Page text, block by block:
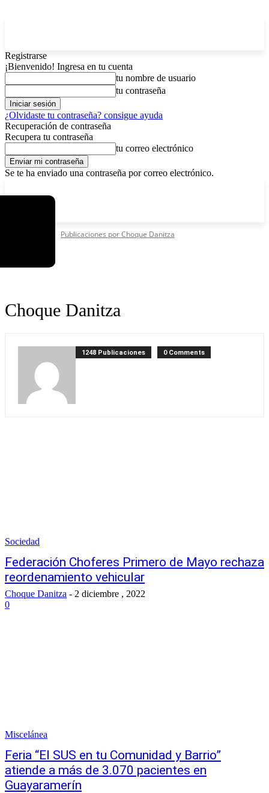
Registrarse
¡Bienvenido! Ingresa en tu cuenta
tu nombre de usuario
tu contraseña
¿Olvidaste tu contraseña? consigue ayuda
Recuperación de contraseña
Recupera tu contraseña
tu correo electrónico
Se te ha enviado una contraseña por correo electrónico.
Publicaciones por Choque Danitza
Choque Danitza
1248 Publicaciones 0 Comments
Sociedad
Federación Choferes Primero de Mayo rechaza
reordenamiento vehicular
Choque Danitza - 2 diciembre , 2022
0
Miscelánea
Feria “El SUS en tu Comunidad y Barrio”
atiende a más de 3.070 pacientes en
Guayaramerín